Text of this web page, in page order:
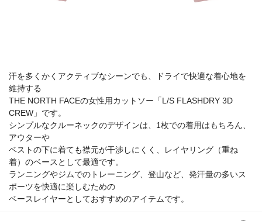
汗を多くかくアクティブなシーンでも、ドライで快適な着心地を
維持する
THE NORTH FACEの女性用カットソー「L/S FLASHDRY 3D
CREW」です。
シンプルなクルーネックのデザインは、1枚での着用はもちろん、
アウターや
ベストの下に着ても襟元が干渉しにくく、レイヤリング（重ね
着）のベースとして最適です。
ランニングやジムでのトレーニング、登山など、発汗量の多いス
ポーツを快適に楽しむための
ベースレイヤーとしておすすめのアイテムです。